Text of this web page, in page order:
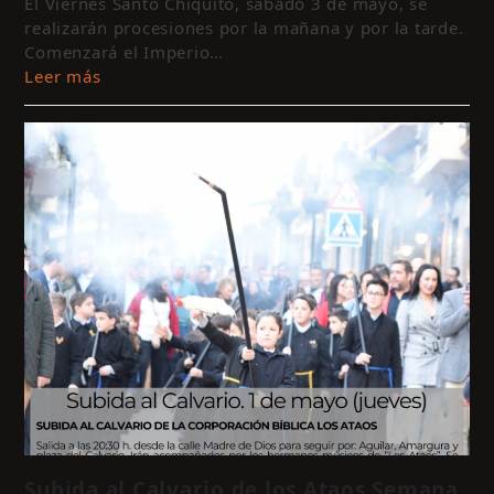
realizarán procesiones por la mañana y por la tarde.
Comenzará el Imperio…
Leer más